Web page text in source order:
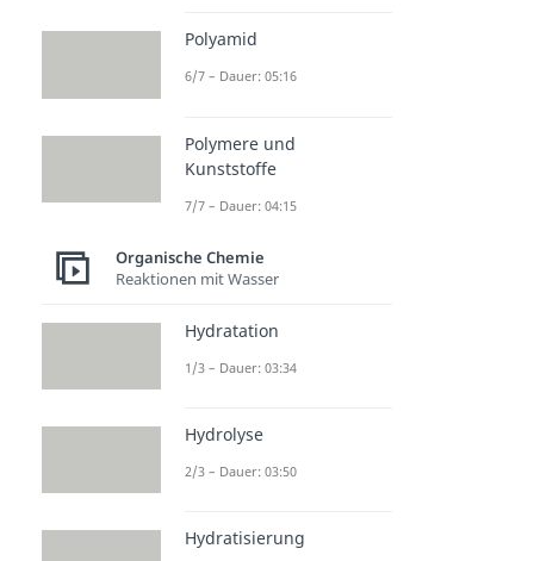
Polyamid
6/7 – Dauer: 05:16
Polymere und
Kunststoffe
7/7 – Dauer: 04:15
Organische Chemie
Reaktionen mit Wasser
Hydratation
1/3 – Dauer: 03:34
Hydrolyse
2/3 – Dauer: 03:50
Hydratisierung